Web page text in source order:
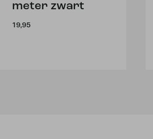
meter zwart
19,95